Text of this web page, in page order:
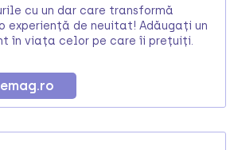
cu un dar care transformă
experiență de neuitat! Adăugați un
în viața celor pe care îi prețuiți.